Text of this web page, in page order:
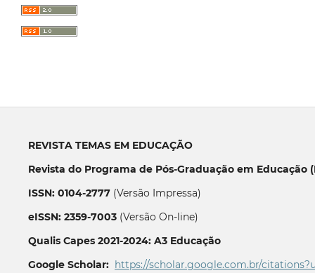
REVISTA TEMAS EM EDUCAÇÃO
Revista do Programa de Pós-Graduação em Educação
ISSN: 0104-2777(Versão Impressa)
eISSN: 2359-7003(Versão On-line)
Qualis Capes 2021-2024: A3 Educação
Google Scholar: https://scholar.google.com.br/